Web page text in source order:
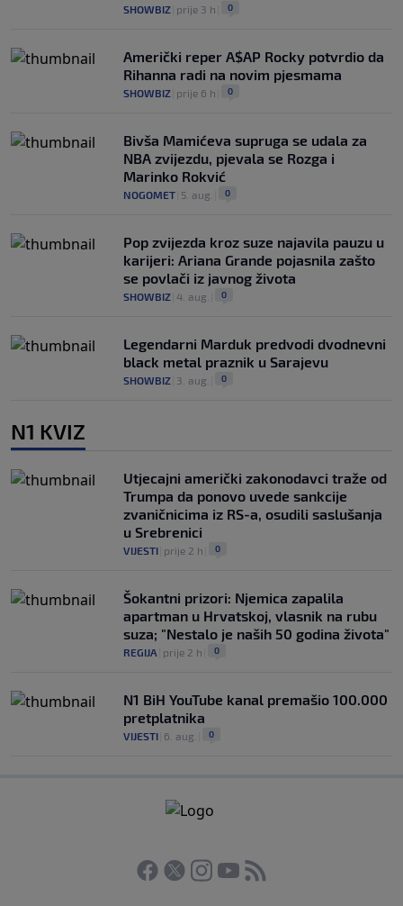
SHOWBIZ prije 3 h 0
Američki reper A$AP Rocky potvrdio da
Rihanna radi na novim pjesmama
SHOWBIZ prije 6 h 0
Bivša Mamićeva supruga se udala za
NBA zvijezdu, pjevala se Rozga i
Marinko Rokvić
NOGOMET 5. aug. 0
Pop zvijezda kroz suze najavila pauzu u
karijeri: Ariana Grande pojasnila zašto
se povlači iz javnog života
SHOWBIZ 4. aug. 0
Legendarni Marduk predvodi dvodnevni
black metal praznik u Sarajevu
SHOWBIZ 3. aug. 0
N1 KVIZ
Utjecajni američki zakonodavci traže od
Trumpa da ponovo uvede sankcije
zvaničnicima iz RS-a, osudili saslušanja
u Srebrenici
VIJESTI prije 2 h 0
Šokantni prizori: Njemica zapalila
apartman u Hrvatskoj, vlasnik na rubu
suza; "Nestalo je naših 50 godina života"
REGIJA prije 2 h 0
N1 BiH YouTube kanal premašio 100.000
pretplatnika
VIJESTI 6. aug. 0